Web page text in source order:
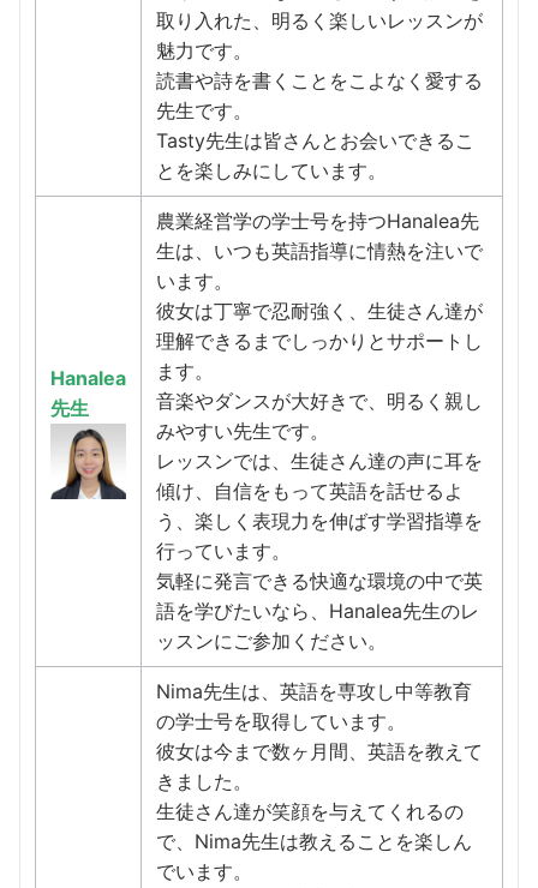
取り入れた、明るく楽しいレッスンが
魅力です。
読書や詩を書くことをこよなく愛する
先生です。
Tasty先生は皆さんとお会いできるこ
とを楽しみにしています。
Hanalea
先生
農業経営学の学士号を持つHanalea先
生は、いつも英語指導に情熱を注いで
います。
彼女は丁寧で忍耐強く、生徒さん達が
理解できるまでしっかりとサポートし
ます。
音楽やダンスが大好きで、明るく親し
みやすい先生です。
レッスンでは、生徒さん達の声に耳を
傾け、自信をもって英語を話せるよ
う、楽しく表現力を伸ばす学習指導を
行っています。
気軽に発言できる快適な環境の中で英
語を学びたいなら、Hanalea先生のレ
ッスンにご参加ください。
Nima先生は、英語を専攻し中等教育
の学士号を取得しています。
彼女は今まで数ヶ月間、英語を教えて
きました。
生徒さん達が笑顔を与えてくれるの
で、Nima先生は教えることを楽しん
でいます。